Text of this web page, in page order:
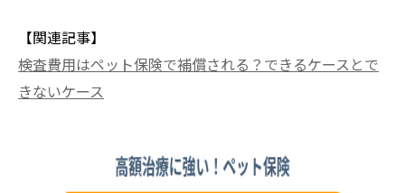
【関連記事】
検査費用はペット保険で補償される？できるケースとで
きないケース